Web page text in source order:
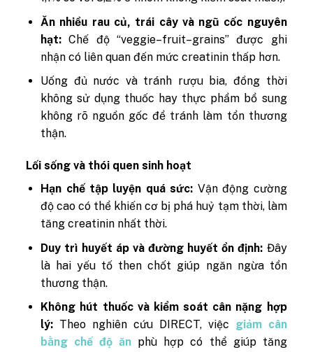
Ăn nhiều rau củ, trái cây và ngũ cốc nguyên
hạt: Chế độ “veggie–fruit–grains” được ghi
nhận có liên quan đến mức creatinin thấp hơn.
Uống đủ nước và tránh rượu bia, đồng thời
không sử dụng thuốc hay thực phẩm bổ sung
không rõ nguồn gốc để tránh làm tổn thương
thận.
Lối sống và thói quen sinh hoạt
Hạn chế tập luyện quá sức: Vận động cường
độ cao có thể khiến cơ bị phá huỷ tạm thời, làm
tăng creatinin nhất thời.
Duy trì huyết áp và đường huyết ổn định: Đây
là hai yếu tố then chốt giúp ngăn ngừa tổn
thương thận.
Không hút thuốc và kiểm soát cân nặng hợp
lý: Theo nghiên cứu DIRECT, việc giảm cân
bằng chế độ ăn phù hợp có thể giúp tăng